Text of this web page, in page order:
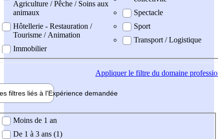
Agriculture / Pêche / Soins aux
animaux
Hôtellerie - Restauration /
Tourisme / Animation
Immobilier
Spectacle
Sport
Transport / Logistique
Appliquerle filtre du domaine
filtres liés à l'Expérience demandée
demandée
Moins de 1 an
De 1 à 3 ans (1)